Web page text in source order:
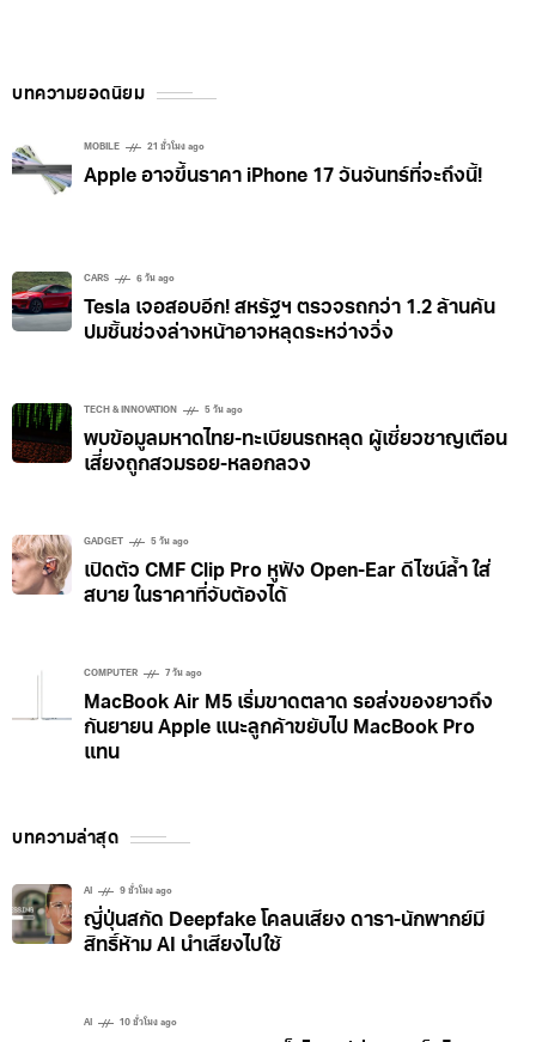
บทความยอดนิยม
MOBILE 21 ชั่วโมง ago
Apple อาจขึ้นราคา iPhone 17 วันจันทร์ที่จะถึงนี้!
CARS 6 วัน ago
Tesla เจอสอบอีก! สหรัฐฯ ตรวจรถกว่า 1.2 ล้านคัน
ปมชิ้นช่วงล่างหน้าอาจหลุดระหว่างวิ่ง
TECH & INNOVATION 5 วัน ago
พบข้อมูลมหาดไทย-ทะเบียนรถหลุด ผู้เชี่ยวชาญเตือน
เสี่ยงถูกสวมรอย-หลอกลวง
GADGET 5 วัน ago
เปิดตัว CMF Clip Pro หูฟัง Open-Ear ดีไซน์ล้ำ ใส่
สบาย ในราคาที่จับต้องได้
COMPUTER 7 วัน ago
MacBook Air M5 เริ่มขาดตลาด รอส่งของยาวถึง
กันยายน Apple แนะลูกค้าขยับไป MacBook Pro
แทน
บทความล่าสุด
AI 9 ชั่วโมง ago
ญี่ปุ่นสกัด Deepfake โคลนเสียง ดารา-นักพากย์มี
สิทธิ์ห้าม AI นำเสียงไปใช้
AI 10 ชั่วโมง ago